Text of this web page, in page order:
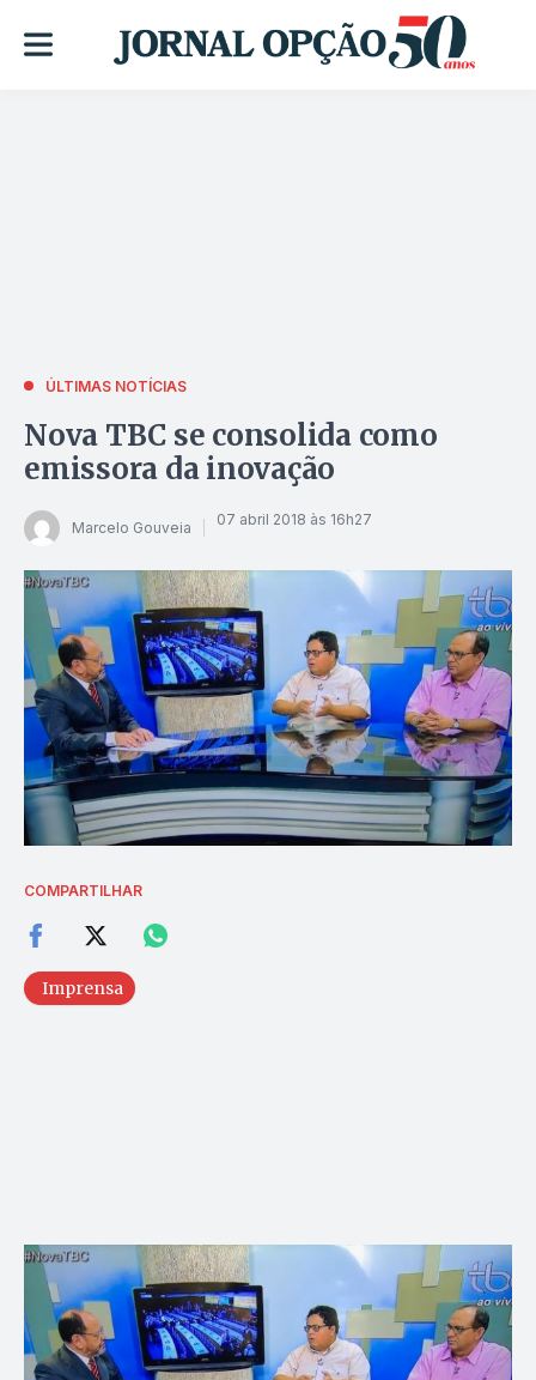
ÚLTIMAS NOTÍCIAS
Nova TBC se consolida como
emissora da inovação
Marcelo Gouveia 07 abril 2018 às 16h27
COMPARTILHAR
Imprensa